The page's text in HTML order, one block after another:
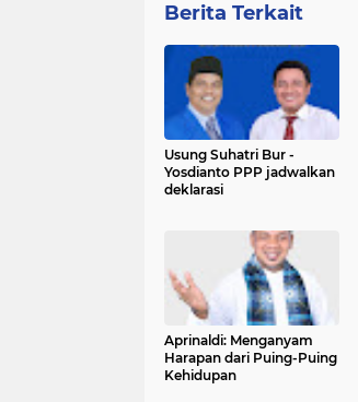
Berita Terkait
Usung Suhatri Bur -
Yosdianto PPP jadwalkan
deklarasi
Aprinaldi: Menganyam
Harapan dari Puing-Puing
Kehidupan